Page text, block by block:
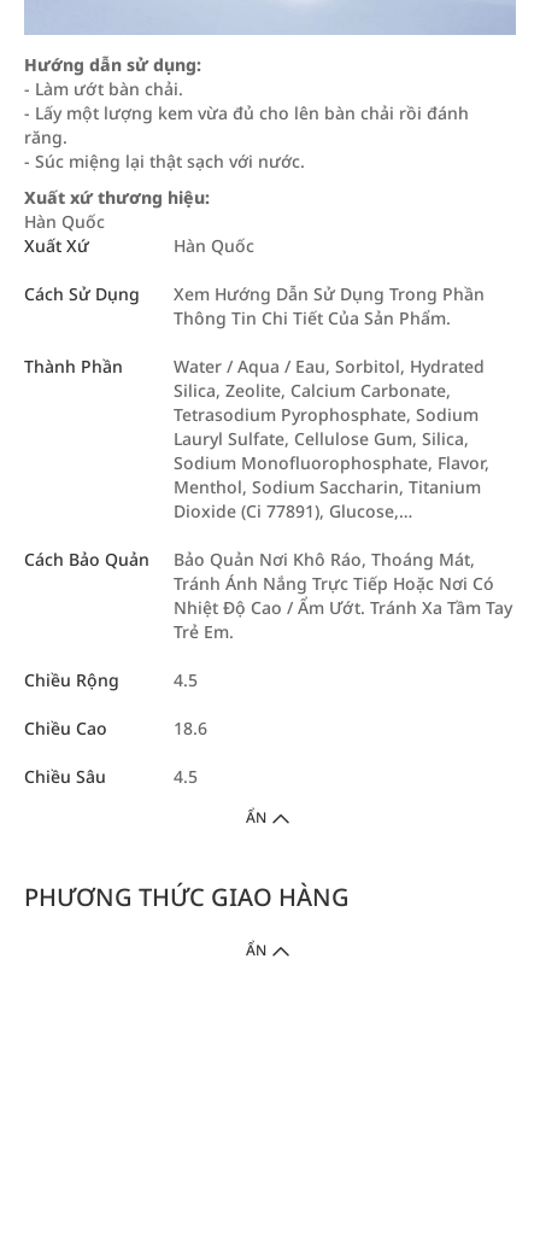
Hướng dẫn sử dụng:
- Làm ướt bàn chải.
- Lấy một lượng kem vừa đủ cho lên bàn chải rồi đánh
răng.
- Súc miệng lại thật sạch với nước.
Xuất xứ thương hiệu:
Hàn Quốc
Xuất Xứ
Hàn Quốc
Cách Sử Dụng
Xem Hướng Dẫn Sử Dụng Trong Phần
Thông Tin Chi Tiết Của Sản Phẩm.
Thành Phần
Water / Aqua / Eau, Sorbitol, Hydrated
Silica, Zeolite, Calcium Carbonate,
Tetrasodium Pyrophosphate, Sodium
Lauryl Sulfate, Cellulose Gum, Silica,
Sodium Monofluorophosphate, Flavor,
Menthol, Sodium Saccharin, Titanium
Dioxide (Ci 77891), Glucose,…
Cách Bảo Quản
Bảo Quản Nơi Khô Ráo, Thoáng Mát,
Tránh Ánh Nắng Trực Tiếp Hoặc Nơi Có
Nhiệt Độ Cao / Ẩm Ướt. Tránh Xa Tầm Tay
Trẻ Em.
Chiều Rộng 4.5
Chiều Cao 18.6
Chiều Sâu 4.5
ẨN
PHƯƠNG THỨC GIAO HÀNG
ẨN